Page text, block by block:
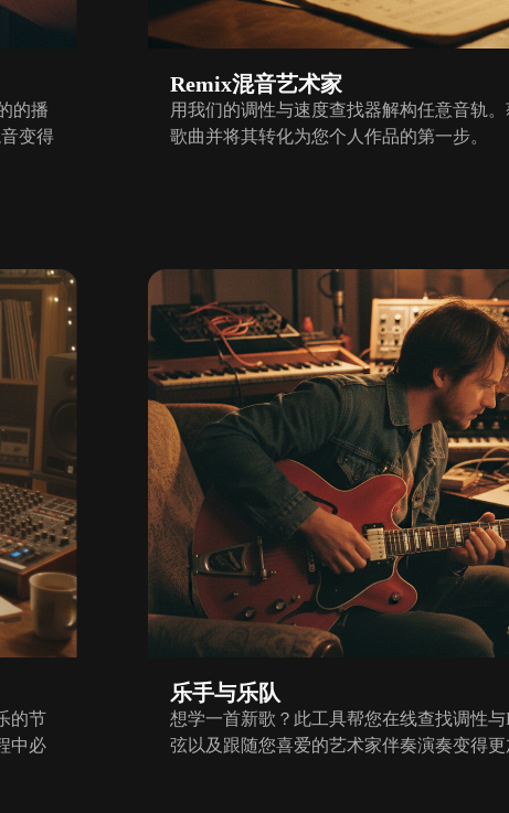
的播
变得
Remix混音艺术家
用我们的调性与速度查找器解构任意音轨
歌曲并将其转化为您个人作品的第一步。
的节
中必
乐手与乐队
想学一首新歌？此工具帮您在线查找调性
弦以及跟随您喜爱的艺术家伴奏演奏变得更